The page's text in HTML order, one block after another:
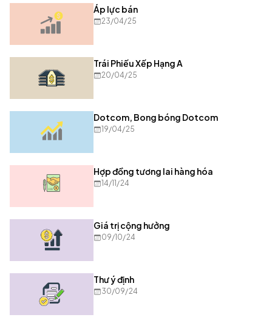
Áp lực bán
23/04/25
Trái Phiếu Xếp Hạng A
20/04/25
Dotcom, Bong bóng Dotcom
19/04/25
Hợp đồng tương lai hàng hóa
14/11/24
Giá trị cộng hưởng
09/10/24
Thư ý định
30/09/24